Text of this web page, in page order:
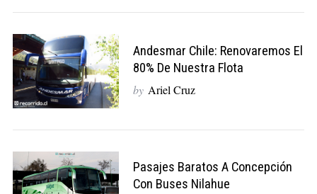
Andesmar Chile: Renovaremos El
80% De Nuestra Flota
by Ariel Cruz
Pasajes Baratos A Concepción
Con Buses Nilahue